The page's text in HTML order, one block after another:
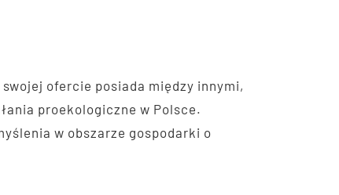
ofercie posiada między innymi,
proekologiczne w Polsce.
w obszarze gospodarki o